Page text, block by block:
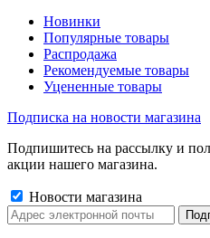
Новинки
Популярные товары
Распродажа
Рекомендуемые товары
Уцененные товары
Подписка на новости магазина
Подпишитесь на рассылку и
акции нашего магазина.
Новости магазина